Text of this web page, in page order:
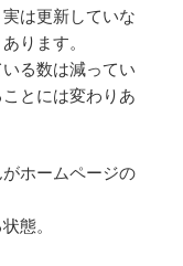
は更新していな
ります。
る数は減ってい
とには変わりあ
ホームページの
態。